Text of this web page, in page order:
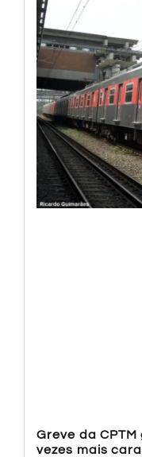
Greve da
vezes mais